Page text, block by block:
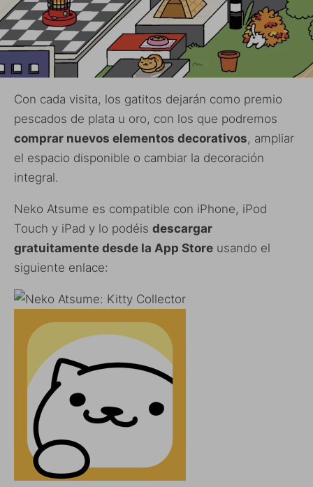
Con cada visita, los gatitos dejarán como premio
pescados de plata u oro, con los que podremos
comprar nuevos elementos decorativos, ampliar
el espacio disponible o cambiar la decoración
integral.
Neko Atsume es compatible con iPhone, iPod
Touch y iPad y lo podéis descargar
gratuitamente desde la App Store usando el
siguiente enlace: